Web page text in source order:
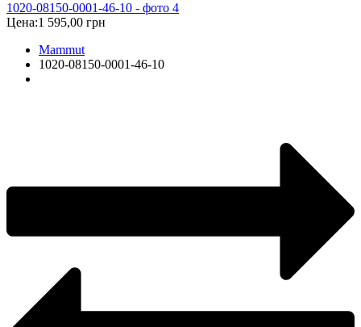
Цена:1 595,00 грн
Mammut
1020-08150-0001-46-10